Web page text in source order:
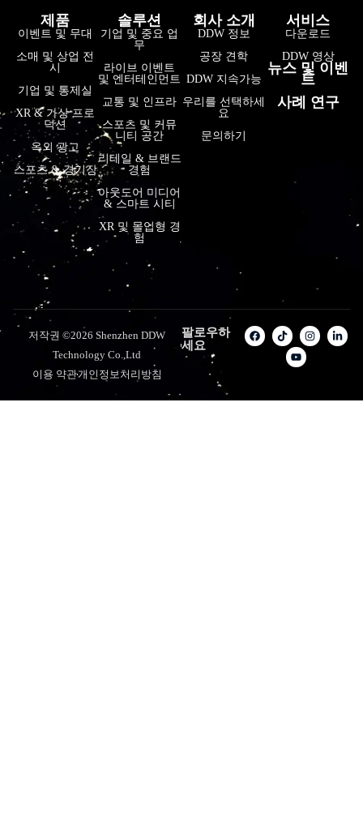
제품
이벤트 및 무대
소매 및 상업 전
시
기업 및 통제실
XR & 가상 프로
덕션
옥외 광고
스포츠 & 경기장
솔루션
기업 및 중요 업
무
라이브 이벤트
및 엔터테인먼트
교통 및 인프라
스포츠 및 커뮤
니티 공간
리테일 & 브랜드
경험
아웃도어 미디어
& 스마트 시티
XR 및 몰입형 경
험
회사 소개
DDW 정보
공장 견학
DDW 지속가능
우리를 선택하세
요
문의하기
서비스
다운로드
DDW 영상
뉴스 및 이벤
트
사례 연구
저작권 ©2026 Shenzhen DDW
Technology Co.,Ltd
이용 약관개인정보처리방침
팔로우하
세요